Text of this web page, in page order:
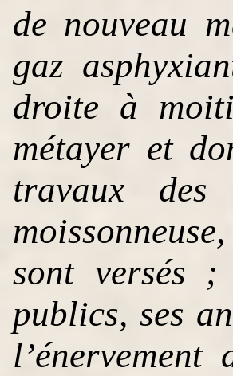
de nouveau
gaz
droite à
métayer et
travaux
sont versés
publics, ses